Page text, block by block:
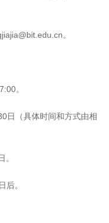
。
。
日（具体时间和方式由相
后。